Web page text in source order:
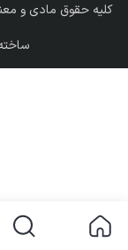
کلیه حقوق مادی و